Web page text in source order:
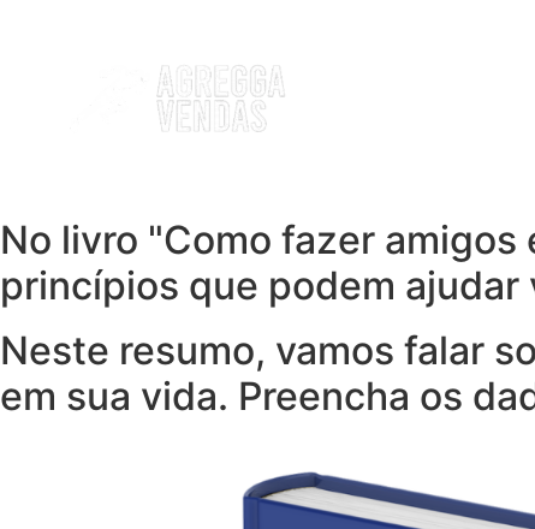
No livro "Como fazer
princípios que podem
Neste resumo, vamos falar
em sua vida. Preencha os